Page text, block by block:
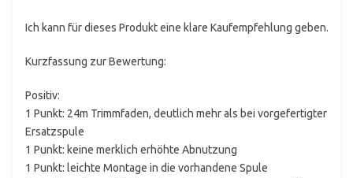
Ich kann für dieses Produkt eine klare Kaufempfehlung geben.
Kurzfassung zur Bewertung:
Positiv:
1 Punkt: 24m Trimmfaden, deutlich mehr als bei vorgefertigter
Ersatzspule
1 Punkt: keine merklich erhöhte Abnutzung
1 Punkt: leichte Montage in die vorhandene Spule